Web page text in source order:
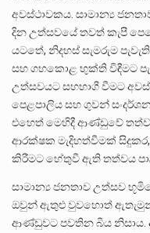
අවස්ථාවකය. සාමාන්‍ය
දින උත්සවයේ තවත් කැපී
යටතේ, නිදහස් සැමරුම
සහ ගහකොළ භුක්ති විඳීමට
උත්සවයට සහභාගී වීමට
පෙළපාලිය සහ ගුවන්
එහෙත් මෙහිදී ආණ්ඩුවේ
ආරක්ෂක මැදිහත්වීමක්
කිරීමට හේතුවී ඇති තත්වය
සාමාන්‍ය ජනතාව උත්සව
ඔවුන් ඇතුළු වුවහොත්
ආණ්ඩුවට පවතින බිය නිසාය.